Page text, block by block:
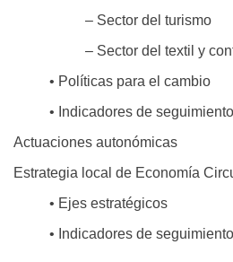
– Sector del turismo
– Sector del textil y
• Políticas para el cambio
• Indicadores de
Actuaciones autonómicas
Estrategia local de Economía
• Ejes estratégicos
• Indicadores de seguimiento